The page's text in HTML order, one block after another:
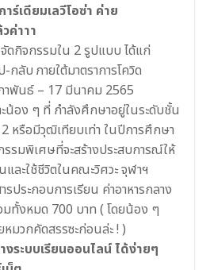
ร์เดียมเลวีโอซ่า ค่าย
ค่าาา
ดกิจกรรมใน 2 รูปแบบ ได้แก่
ลับ ภายใต้มาตราการโควิด
พันธ์ – 17 มีนาคม 2565
น้อง ๆ ที่ กำลังศึกษาอยู่ในระดับชั้น
หรือมีวุฒิเทียบเท่า ในปีการศึกษา
รรมพิเศษที่จะสร้างประสบการณ์ให้
ละใช้ชีวิตในคณะวิศวะ จุฬาฯ
รประกอบการเรียน ค่าอาหารกลาง
มทั้งหมด 700 บาท ( โดยน้อง ๆ
มวกคัดสรรซะก่อนล่ะ ! )
ระบบเรียนออนไลน์ ได้ง่ายๆ